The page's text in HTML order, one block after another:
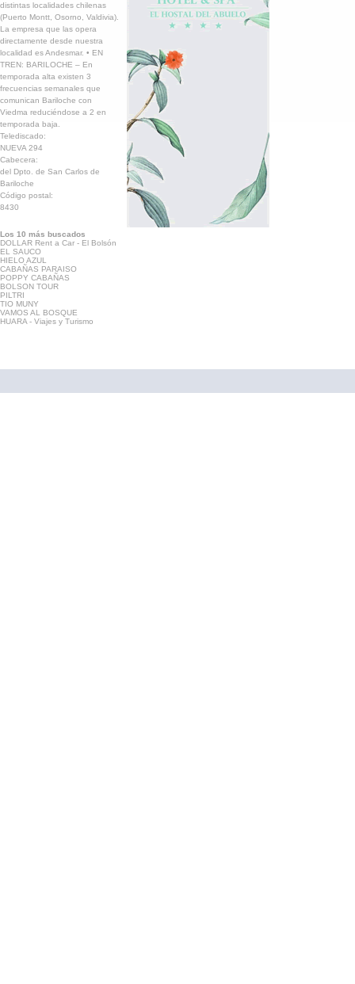
distintas localidades chilenas
(Puerto Montt, Osorno, Valdivia).
La empresa que las opera
directamente desde nuestra
localidad es Andesmar. • EN
TREN: BARILOCHE – En
temporada alta existen 3
frecuencias semanales que
comunican Bariloche con
Viedma reduciéndose a 2 en
temporada baja.
Telediscado:
NUEVA 294
Cabecera:
del Dpto. de San Carlos de
Bariloche
Código postal:
8430
Los 10 más buscados
DOLLAR Rent a Car - El Bolsón
EL SAUCO
HIELO AZUL
CABAÑAS PARAISO
POPPY CABAÑAS
BOLSON TOUR
PILTRI
TIO MUNY
VAMOS AL BOSQUE
HUARA - Viajes y Turismo